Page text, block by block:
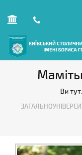
Ви тут: